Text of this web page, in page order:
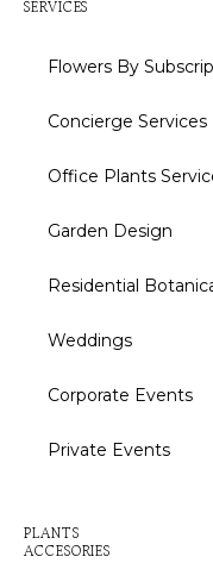
SERVICES
Flowers By
Concierge Services
Office Plants
Garden Design
Residential
Weddings
Corporate Events
Private Events
Inactive
PLANTS
ACCESORIES